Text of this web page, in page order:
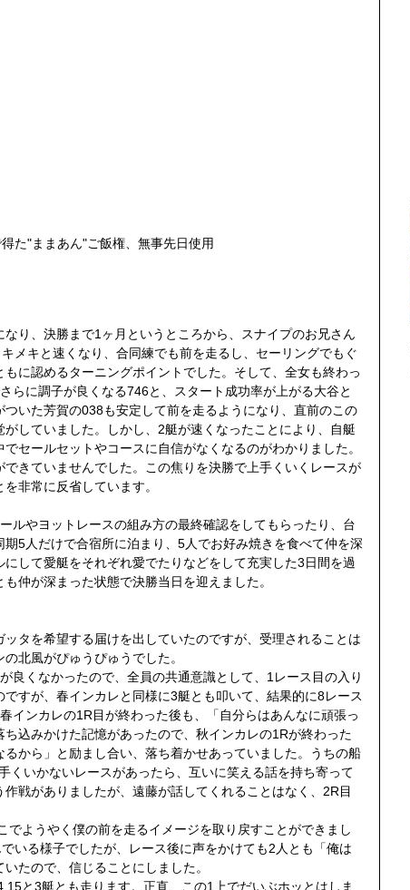
た"ままあん"ご飯権、無事先日使用
り、決勝まで1ヶ月というところから、スナイプのお兄さん
メキと速くなり、合同練でも前を走るし、セーリングでもぐ
に認めるターニングポイントでした。そして、全女も終わっ
らに調子が良くなる746と、スタート成功率が上がる大谷と
いた芳賀の038も安定して前を走るようになり、直前のこの
していました。しかし、2艇が速くなったことにより、自艇
セールセットやコースに自信がなくなるのがわかりました。
きていませんでした。この焦りを決勝で上手くいくレースが
非常に反省しています。
ルやヨットレースの組み方の最終確認をしてもらったり、台
5人だけで合宿所に泊まり、5人でお好み焼きを食べて仲を深
して愛艇をそれぞれ愛でたりなどをして充実した3日間を過
仲が深まった状態で決勝当日を迎えました。
タを希望する届けを出していたのですが、受理されることは
北風がぴゅうぴゅうでした。
良くなかったので、全員の共通意識として、1レース目の入り
すが、春インカレと同様に3艇とも叩いて、結果的に8レース
インカレの1R目が終わった後も、「自分らはあんなに頑張っ
込みかけた記憶があったので、秋インカレの1Rが終わった
から」と励まし合い、落ち着かせあっていました。うちの船
くいかないレースがあったら、互いに笑える話を持ち寄って
戦がありましたが、遠藤が話してくれることはなく、2R目
でようやく僕の前を走るイメージを取り戻すことができまし
いる様子でしたが、レース後に声をかけても2人とも「俺は
たので、信じることにしました。
と3艇とも走ります。正直、この1上でだいぶホッとはしま